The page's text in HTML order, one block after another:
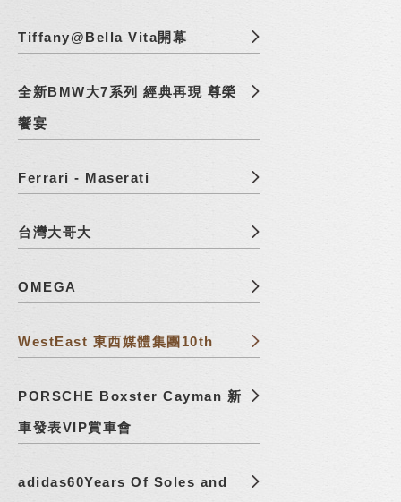
Tiffany@Bella Vita開幕
全新BMW大7系列 經典再現 尊榮
饗宴
Ferrari - Maserati
台灣大哥大
OMEGA
WestEast 東西媒體集團10th
PORSCHE Boxster Cayman 新
車發表VIP賞車會
adidas60Years Of Soles and